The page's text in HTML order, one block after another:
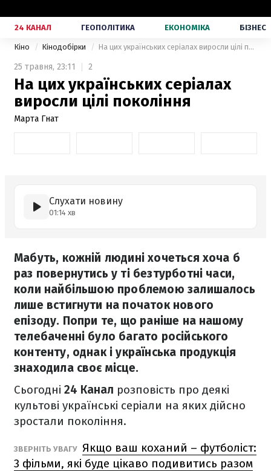
24 КАНАЛ ГЕОПОЛІТИКА ЕКОНОМІКА БІЗНЕС
Кіно Кінодобірки На цих українських серіалах виросли цілі покоління
25 травня, 23:11 2
На цих українських серіалах
виросли цілі покоління
Марта Гнат
Слухати новину
01:14 хв
Мабуть, кожній людині хочеться хоча б
раз повернутись у ті безтурботні часи,
коли найбільшою проблемою залишалось
лише встигнути на початок нового
епізоду. Попри те, що раніше на нашому
телебаченні було багато російського
контенту, однак і українська продукція
знаходила своє місце.
Сьогодні 24 Канал розповість про деякі
культові українські серіали на яких дійсно
зростали покоління.
ЗВЕРНІТЬ УВАГУ Якщо ваш коханий – футболіст:
3 фільми, які буде цікаво подивитись разом